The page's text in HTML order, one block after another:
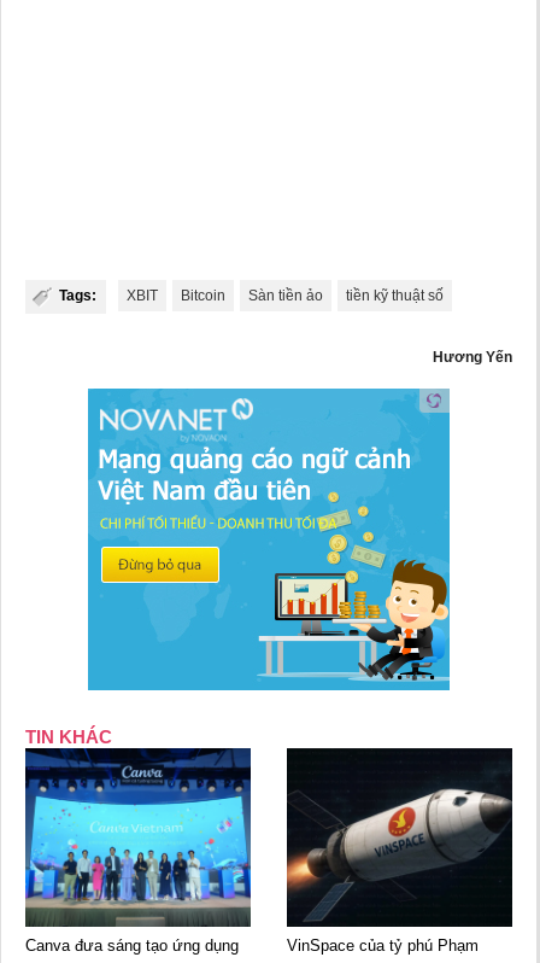
Tags: XBIT Bitcoin Sàn tiền ảo tiền kỹ thuật số
Hương Yến
TIN KHÁC
Canva đưa sáng tạo ứng dụng
VinSpace của tỷ phú Phạm